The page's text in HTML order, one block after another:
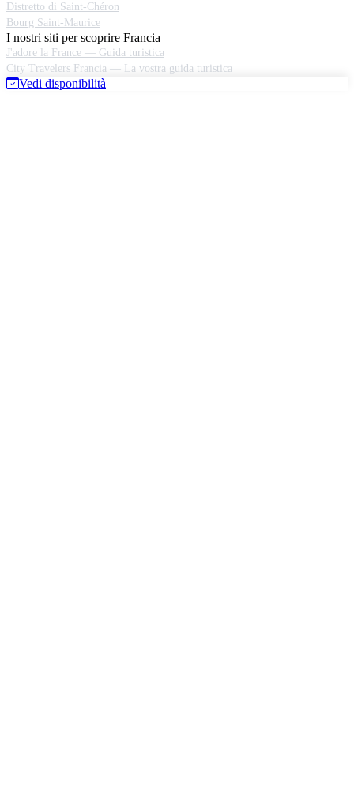
Distretto di Saint-Chéron
Bourg Saint-Maurice
I nostri siti per scoprire Francia
J'adore la France — Guida turistica
City Travelers Francia — La vostra guida turistica
Vedi disponibilità